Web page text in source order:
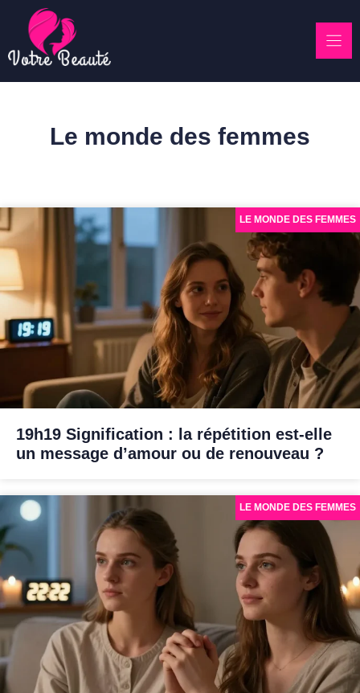
content
Le monde des femmes
19h19 Signification : la répétition est-elle
un message d’amour ou de renouveau ?
LE MONDE DES FEMMES
LE MONDE DES FEMMES